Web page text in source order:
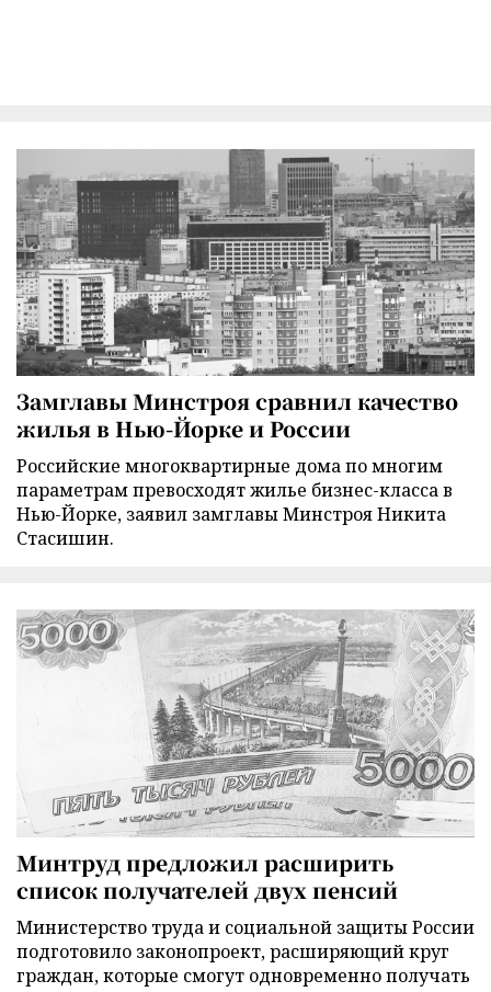
Замглавы Минстроя сравнил качество
жилья в Нью-Йорке и России
Российские многоквартирные дома по многим
параметрам превосходят жилье бизнес-класса в
Нью-Йорке, заявил замглавы Минстроя Никита
Стасишин.
Минтруд предложил расширить
список получателей двух пенсий
Министерство труда и социальной защиты России
подготовило законопроект, расширяющий круг
граждан, которые смогут одновременно получать